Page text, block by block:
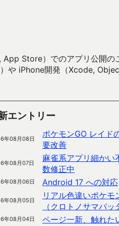
Store）でのアプリ公開の
や iPhone開発（Xcode,
エントリー
年08月08日
ポケモンGO レイド
要改善
年08月07日
麻雀系アプリ細かい
数修正中
年08月06日 Android 17 への対応
年08月05日
リアル色違いポケモ
（クロトノサマバッ
年08月04日 ページ一新、触れた